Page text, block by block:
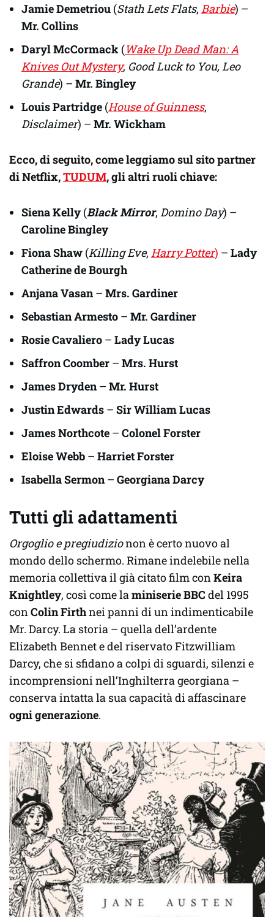
Jamie Demetriou (Stath Lets Flats, Barbie) –
Mr. Collins
Daryl McCormack (Wake Up Dead Man: A
Knives Out Mystery, Good Luck to You, Leo
Grande) – Mr. Bingley
Louis Partridge (House of Guinness,
Disclaimer) – Mr. Wickham
Ecco, di seguito, come leggiamo sul sito partner
di Netflix,TUDUM, glialtri ruoli chiave:
Siena Kelly(Black Mirror, Domino Day) –
Caroline Bingley
Fiona Shaw (Killing Eve, Harry Potter) – Lady
Catherine de Bourgh
Anjana Vasan– Mrs. Gardiner
Sebastian Armesto – Mr. Gardiner
Rosie Cavaliero – Lady Lucas
Saffron Coomber – Mrs. Hurst
James Dryden– Mr. Hurst
Justin Edwards – Sir William Lucas
James Northcote – Colonel Forster
Eloise Webb – Harriet Forster
Isabella Sermon– Georgiana Darcy
Tutti gli adattamenti
Orgoglio e pregiudizionon è certo nuovo al
mondo dello schermo. Rimane indelebile nella
memoria collettiva il già citato film con Keira
Knightley, così come la miniserie BBC del 1995
con Colin Firthnei panni di un indimenticabile
Mr. Darcy. La storia – quella dell’ardente
Elizabeth Bennet e del riservato Fitzwilliam
Darcy, che si sfidano a colpi di sguardi, silenzi e
incomprensioni nell’Inghilterra georgiana –
conserva intatta la sua capacità di affascinare
ogni generazione.